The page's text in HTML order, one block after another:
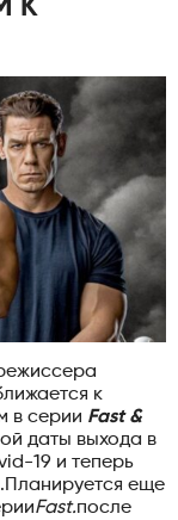
К
к
в серии Fast &
даты выхода в
19 и теперь
еще
Fast.после